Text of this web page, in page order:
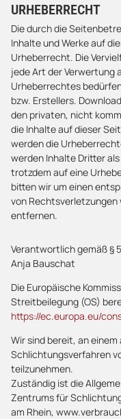
URHEBERRECHT
Die durch die
Inhalte und Werke auf
Urheberrecht. Die
jede Art der Verwertung
Urheberrechtes
bzw. Erstellers.
den privaten, nicht
die Inhalte auf dieser
werden die
werden Inhalte Dritter
trotzdem auf eine
bitten wir um einen
von
entfernen.
Verantwortlich gemäß §
Anja Bauschat
Die Europäische
Streitbeilegung (OS)
https://ec.europa.eu/
Wir sind bereit, an
Schlichtungsverfahren
teilzunehmen.
Zuständig ist die
Zentrums für
am Rhein,